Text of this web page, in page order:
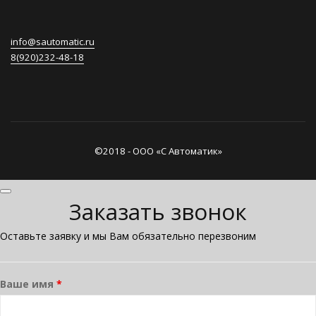
info@sautomatic.ru
8(920)232-48-18
©2018 - ООО «С Автоматик»
Заказать звонок
Оставьте заявку и мы Вам обязательно перезвоним
Ваше имя *